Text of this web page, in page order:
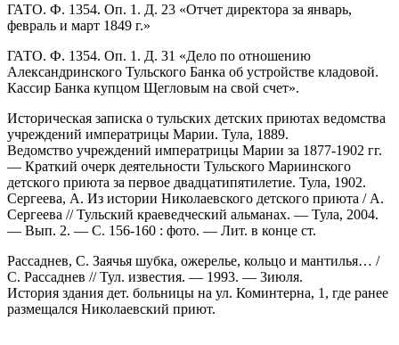
ГАТО. Ф. 1354. Оп. 1. Д. 23 «Отчет директора за январь,
февраль и март 1849 г.»
ГАТО. Ф. 1354. Оп. 1. Д. 31 «Дело по отношению
Александринского Тульского Банка об устройстве кладовой.
Кассир Банка купцом Щегловым на свой счет».
Историческая записка о тульских детских приютах ведомства
учреждений императрицы Марии. Тула, 1889.
Ведомство учреждений императрицы Марии за 1877-1902 гг.
— Краткий очерк деятельности Тульского Мариинского
детского приюта за первое двадцатипятилетие. Тула, 1902.
Сергеева, А. Из истории Николаевского детского приюта / А.
Сергеева // Тульский краеведческий альманах. — Тула, 2004.
— Вып. 2. — С. 156-160 : фото. — Лит. в конце ст.
Рассаднев, С. Заячья шубка, ожерелье, кольцо и мантилья… /
С. Рассаднев // Тул. известия. — 1993. — 3июля.
История здания дет. больницы на ул. Коминтерна, 1, где ранее
размещался Николаевский приют.